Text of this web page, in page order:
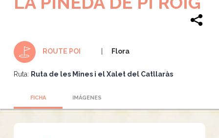
ROUTE POI Flora
Ruta: Ruta de les Mines i el Xalet del Catllaràs
FICHA IMÁGENES